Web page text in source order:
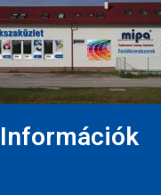
Információk